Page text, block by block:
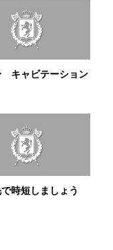
キャビテーション
時短しましょう